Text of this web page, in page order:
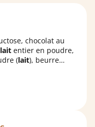
chocolat au
lait entier en poudre,
(lait), beurre